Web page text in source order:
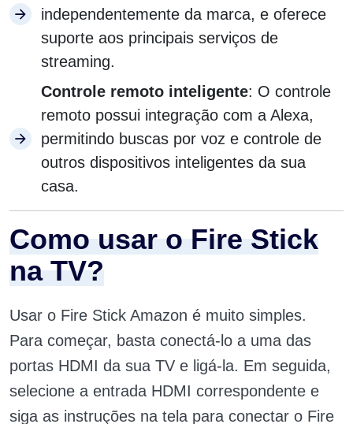
independentemente da marca, e oferece
suporte aos principais serviços de
streaming.
Controle remoto inteligente: O controle
remoto possui integração com a Alexa,
permitindo buscas por voz e controle de
outros dispositivos inteligentes da sua
casa.
Como usar o Fire Stick
na TV?
Usar o Fire Stick Amazon é muito simples.
Para começar, basta conectá-lo a uma das
portas HDMI da sua TV e ligá-la. Em seguida,
selecione a entrada HDMI correspondente e
siga as instruções na tela para conectar o Fire